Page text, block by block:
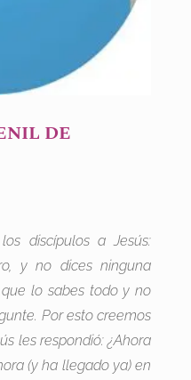
DE
discípulos a Jesús:
y no dices ninguna
lo sabes todo y no
Por esto creemos
les respondió: ¿Ahora
(y ha llegado ya) en